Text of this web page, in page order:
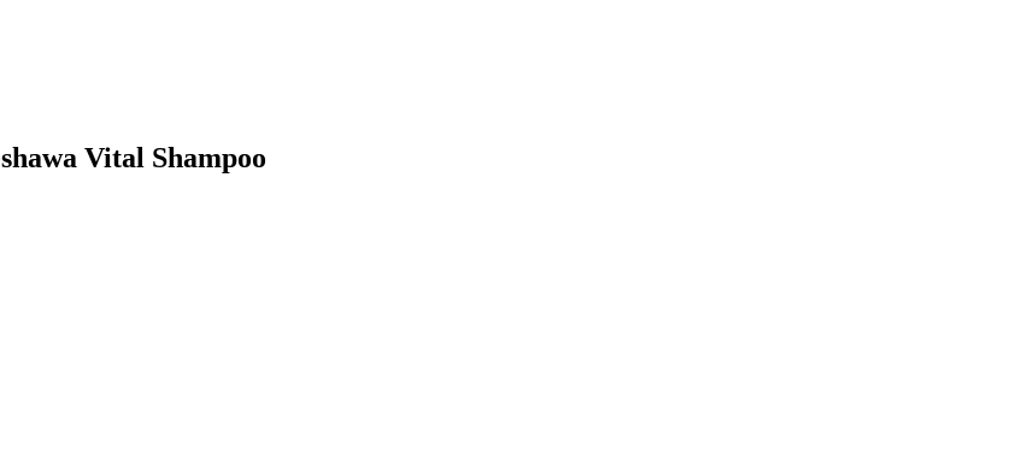
Vital Shampoo